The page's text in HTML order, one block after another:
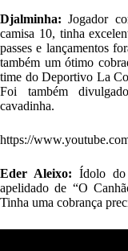
Djalminha:Jogador
camisa 10, tinha
passes e lançamentos
também um ótimo
time do Deportivo La
Foi também
cavadinha.
https://
Eder Aleixo:Ídolo
apelidado de “O
Tinha uma cobrança